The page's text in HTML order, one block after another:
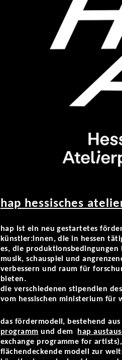
hap hessisches
hap ist ein neu gestartetes
künstler:innen, die in hessen
es, die
musik, schauspiel und
verbessern und raum für
bieten.
die verschiedenen stipendien
vom hessischen ministerium für
das fördermodell, bestehend
programm und dem hap
exchange programme for
flächendeckende modell zur